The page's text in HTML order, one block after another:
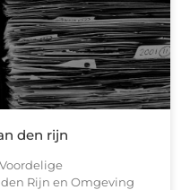
den rijn
Rijn en Omgeving